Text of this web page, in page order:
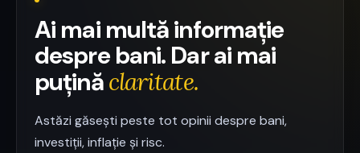
Ai mai multă informație
despre bani. Dar ai mai
puținăclaritate.
Astăzi găsești peste tot opinii despre bani,
investiții, inflație și risc.